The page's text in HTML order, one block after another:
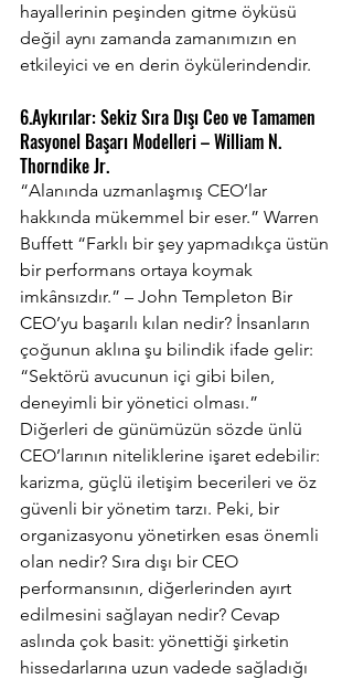
hayallerinin peşinden gitme öyküsü
değil aynı zamanda zamanımızın en
etkileyici ve en derin öykülerindendir.
6.Aykırılar: Sekiz Sıra Dışı Ceo ve Tamamen
Rasyonel Başarı Modelleri – William N.
Thorndike Jr.
“Alanında uzmanlaşmış CEO’lar
hakkında mükemmel bir eser.” Warren
Buffett “Farklı bir şey yapmadıkça üstün
bir performans ortaya koymak
imkânsızdır.” – John Templeton Bir
CEO’yu başarılı kılan nedir? İnsanların
çoğunun aklına şu bilindik ifade gelir:
“Sektörü avucunun içi gibi bilen,
deneyimli bir yönetici olması.”
Diğerleri de günümüzün sözde ünlü
CEO’larının niteliklerine işaret edebilir:
karizma, güçlü iletişim becerileri ve öz
güvenli bir yönetim tarzı. Peki, bir
organizasyonu yönetirken esas önemli
olan nedir? Sıra dışı bir CEO
performansının, diğerlerinden ayırt
edilmesini sağlayan nedir? Cevap
aslında çok basit: yönettiği şirketin
hissedarlarına uzun vadede sağladığı